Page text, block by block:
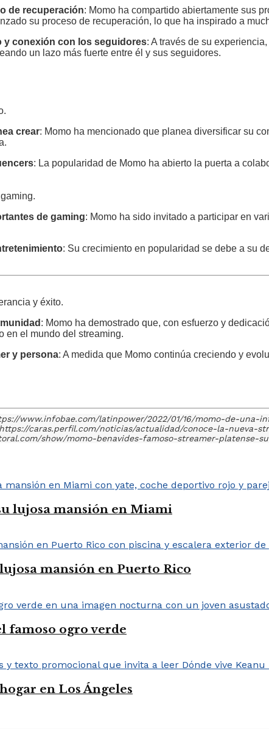
de recuperación: Momo ha compartido abiertamente sus
su proceso de recuperación, lo que ha inspirado a
y conexión con los seguidores: A través de su
un lazo más fuerte entre él y sus seguidores.
crear: Momo ha mencionado que planea diversificar su
: La popularidad de Momo ha abierto la puerta a
de gaming: Momo ha sido invitado a participar en
: Su crecimiento en popularidad se debe a su
y éxito.
: Momo ha demostrado que, con esfuerzo y
en el mundo del streaming.
y persona: A medida que Momo continúa creciendo y
www.infobae.com/latinpower/2022/01/16/momo-de-una-
caras.perfil.com/noticias/actualidad/conoce-la-nueva-
show/momo-benavides-famoso-streamer-platense-
lujosa mansión en Miami
mansión en Puerto Rico
famoso ogro verde
en Los Ángeles